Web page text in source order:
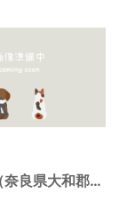
城跡公園（奈良県大和郡山市）